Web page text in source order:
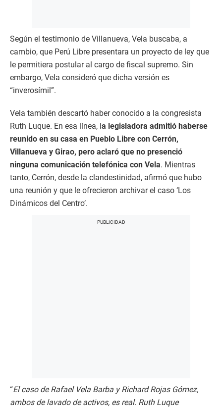
Según el testimonio de Villanueva, Vela buscaba, a
cambio, que Perú Libre presentara un proyecto de ley que
le permitiera postular al cargo de fiscal supremo. Sin
embargo, Vela consideró que dicha versión es
“inverosímil”.
Vela también descartó haber conocido a la congresista
Ruth Luque. En esa línea, l a legisladora admitió haberse
reunido en su casa en Pueblo Libre con Cerrón,
Villanueva y Girao, pero aclaró que no presenció
ninguna comunicación telefónica con Vela. Mientras
tanto, Cerrón, desde la clandestinidad, afirmó que hubo
una reunión y que le ofrecieron archivar el caso ‘Los
Dinámicos del Centro’.
“El caso de Rafael Vela Barba y Richard Rojas Gómez,
ambos de lavado de activos, es real. Ruth Luque